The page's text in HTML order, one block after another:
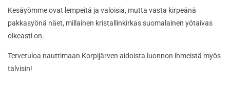
Kesäyömme ovat lempeitä ja valoisia, mutta vasta kirpeänä
pakkasyönä näet, millainen kristallinkirkas suomalainen yötaivas
oikeasti on.
Tervetuloa nauttimaan Korpijärven aidoista luonnon ihmeistä myös
talvisin!